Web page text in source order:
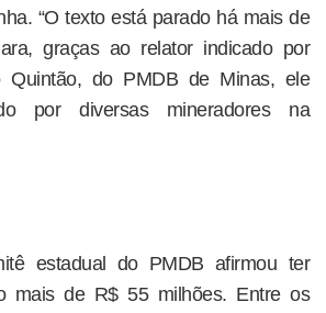
“O texto está parado há mais de
graças ao relator indicado por
Quintão, do PMDB de Minas, ele
por diversas mineradores na
estadual do PMDB afirmou ter
mais de R$ 55 milhões. Entre os